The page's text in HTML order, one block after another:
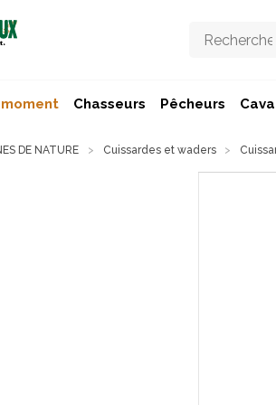
moment Chasseurs Pêcheurs
DE NATURE Cuissardes et waders